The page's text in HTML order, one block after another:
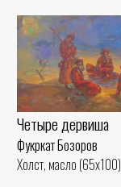
Четыре дервиша
Фукркат Бозоров
Холст, масло